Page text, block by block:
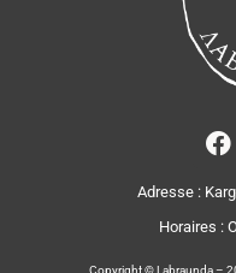
Adresse :
Horaires :